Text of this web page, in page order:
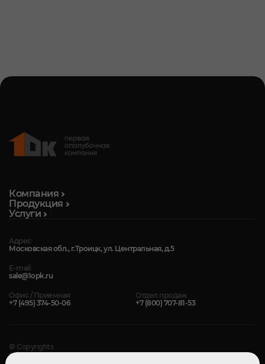
Компания
Продукция
Услуги
Адрес
Московская обл., г.Троицк, ул. Центральная, д.5
E-mail
sale@1opk.ru
Офис / Приемная
+7 (495) 374-50-06
Отдел продаж
+7 (800) 707-81-53
© Copyrights
1-Я ОПАЛУБОЧНАЯ КОМПАНИЯ